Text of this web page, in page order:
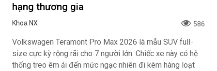
hạng thương gia
Khoa NX 586
Volkswagen Teramont Pro Max 2026 là mẫu SUV full-
size cực kỳ rộng rãi cho 7 người lớn. Chiếc xe này có hệ
thống treo êm ái đến mức ngạc nhiên đi kèm hàng loạt